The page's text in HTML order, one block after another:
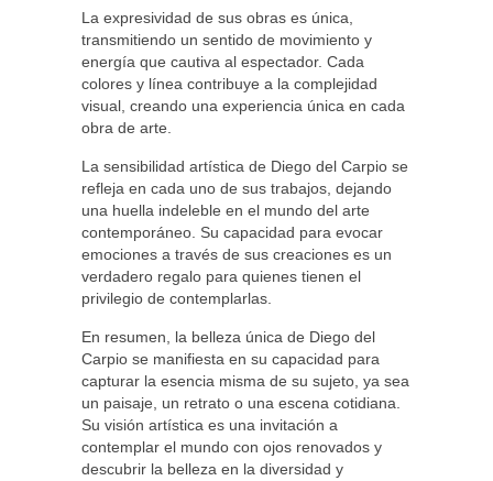
La expresividad de sus obras es única,
transmitiendo un sentido de movimiento y
energía que cautiva al espectador. Cada
colores y línea contribuye a la complejidad
visual, creando una experiencia única en cada
obra de arte.
La sensibilidad artística de Diego del Carpio se
refleja en cada uno de sus trabajos, dejando
una huella indeleble en el mundo del arte
contemporáneo. Su capacidad para evocar
emociones a través de sus creaciones es un
verdadero regalo para quienes tienen el
privilegio de contemplarlas.
En resumen, la belleza única de Diego del
Carpio se manifiesta en su capacidad para
capturar la esencia misma de su sujeto, ya sea
un paisaje, un retrato o una escena cotidiana.
Su visión artística es una invitación a
contemplar el mundo con ojos renovados y
descubrir la belleza en la diversidad y